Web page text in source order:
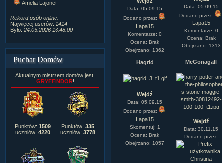
Amelia Lajonet
Rekord osób online:
Najwięcej userów: 1414
Było: 24.05.2026 16:48:00
Rozdanych pochwał: 3,327
Wlepionych ostrzeżeń:4,170
Puchar Domów
Aktualnym mistrzem domów jest
GRYFFINDOR!
Punktów: 1509
uczniów: 4220
Punktów: 335
uczniów: 3778
Data: 05.09.15
Dodano przez:
Lapa15
Komentarze: 0
Ocena: Brak
Obejrzano: 1362
Data: 05.09.15
Dodano przez:
Lapa15
Komentarze: 0
Ocena: Brak
Obejrzano: 1313
Hagrid
Wejdź
Data: 05.09.15
Dodano przez:
Lapa15
Skomentuj: 1
Ocena: Brak
Obejrzano: 1057
McGonagall
Wejdź
Data: 30.11.15
Dodano przez:
Christina